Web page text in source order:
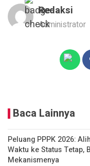
Redaksi
Administrator
Baca Lainnya
Peluang PPPK 2026:
Waktu ke Status Tetap,
Mekanismenya